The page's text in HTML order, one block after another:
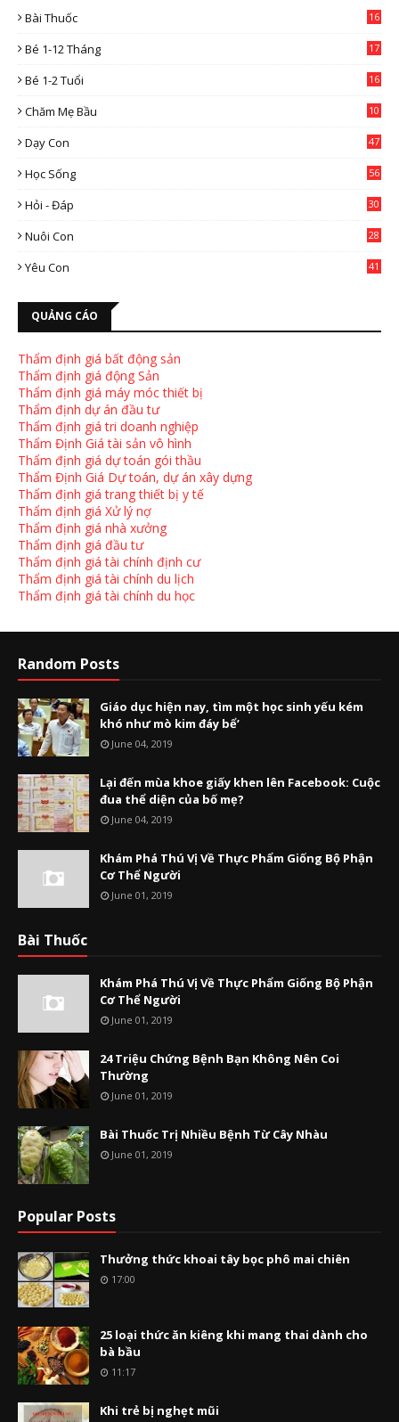
Bài Thuốc
16
Bé 1-12 Tháng 17
Bé 1-2 Tuổi 16
Chăm Mẹ Bầu
10
Dạy Con
47
Học Sống 56
Hỏi - Đáp 30
Nuôi Con
28
Yêu Con
41
QUẢNG CÁO
Thẩm định giá bất động sản
Thẩm định giá động Sản
Thẩm định giá máy móc thiết bị
Thẩm định dự án đầu tư
Thẩm định giá tri doanh nghiệp
Thẩm Định Giá tài sản vô hình
Thẩm định giá dự toán gói thầu
Thẩm Định Giá Dự toán, dự án xây dựng
Thẩm định giá trang thiết bị y tế
Thẩm định giá Xử lý nợ
Thẩm định giá nhà xưởng
Thẩm định giá đầu tư
Thẩm định giá tài chính định cư
Thẩm định giá tài chính du lịch
Thẩm định giá tài chính du học
Random Posts
Giáo dục hiện nay, tìm một học sinh yếu kém
khó như mò kim đáy bể’
June 04, 2019
Lại đến mùa khoe giấy khen lên Facebook: Cuộc
đua thể diện của bố mẹ?
June 04, 2019
Khám Phá Thú Vị Về Thực Phẩm Giống Bộ Phận
Cơ Thể Người
June 01, 2019
Bài Thuốc
Khám Phá Thú Vị Về Thực Phẩm Giống Bộ Phận
Cơ Thể Người
June 01, 2019
24 Triệu Chứng Bệnh Bạn Không Nên Coi
Thường
June 01, 2019
Bài Thuốc Trị Nhiều Bệnh Từ Cây Nhàu
June 01, 2019
Popular Posts
Thưởng thức khoai tây bọc phô mai chiên
17:00
25 loại thức ăn kiêng khi mang thai dành cho
bà bầu
11:17
Khi trẻ bị nghẹt mũi